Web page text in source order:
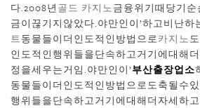
다.2008년 골드 카지노금융위기때당기
금이끊기지않았다.야만인이’하고비난하
트동물들이더인도적인방법으로카지노
인도적인행위들을단속하고거기에대해
정을세우는거임.야만인이’부산출장업소
동물들이더인도적인방법으로도축될수
행위들을단속하고거기에대해더자세하